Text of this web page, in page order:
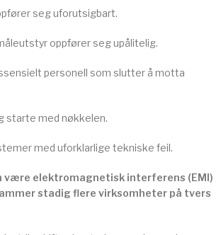
seg uforutsigbart.
oppfører seg upålitelig.
personell som slutter å motta
starte med nøkkelen.
med uforklarlige tekniske feil.
være elektromagnetisk interferens (EMI)
stadig flere virksomheter på tvers